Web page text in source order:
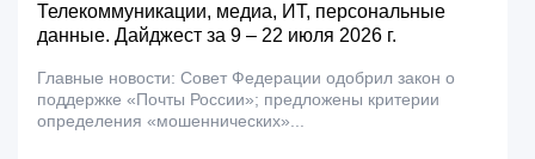
Телекоммуникации, медиа, ИТ, персональные
данные. Дайджест за 9 – 22 июля 2026 г.
Главные новости: Совет Федерации одобрил закон о
поддержке «Почты России»; предложены критерии
определения «мошеннических»...